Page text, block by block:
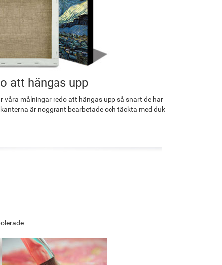
att hängas upp
våra målningar redo att hängas upp så snart de har
är noggrant bearbetade och täckta med duk.